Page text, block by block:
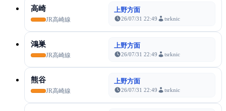
高崎
JR高崎線
上野方面
26/07/31 22:49 tsrknic
鴻巣
JR高崎線
上野方面
26/07/31 22:49 tsrknic
熊谷
JR高崎線
上野方面
26/07/31 22:49 tsrknic